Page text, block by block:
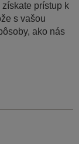
prístup k
s vašou
ako nás